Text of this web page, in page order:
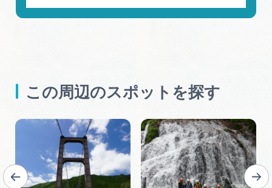
この周辺のスポットを探す